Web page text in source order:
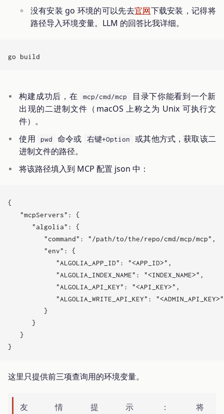
没有安装 go 环境的可以先去官网下载安装，记得将
路径导入环境变量。LLM 的回答比我详细。
构建成功后，在 mcp/cmd/mcp
目录下你能看到一个新
出现的二进制文件（macOS 上称之为 Unix 可执行文
件）。
使用
pwd 命令或 右键+Option
或其他方式，获取该二
进制文件的路径。
将该路径填入到 MCP 配置 json 中：
{
   "mcpServers": {
      "algolia": {
         "command": "/path/to/the/repo/cmd/mcp/mcp",
         "env": {
            "ALGOLIA_APP_ID": "<APP_ID>",
            "ALGOLIA_INDEX_NAME": "<INDEX_NAME>",
            "ALGOLIA_API_KEY": "<API_KEY>",
"ALGOLIA_WRITE_API_KEY":
         }
      }
   }
这里只提供前三项查询用的环境变量。
友情提示：将